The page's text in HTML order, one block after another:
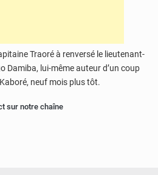
Traoré à renversé le lieutenant-
Damiba, lui-même auteur d’un coup
neuf mois plus tôt.
sur notre chaîne